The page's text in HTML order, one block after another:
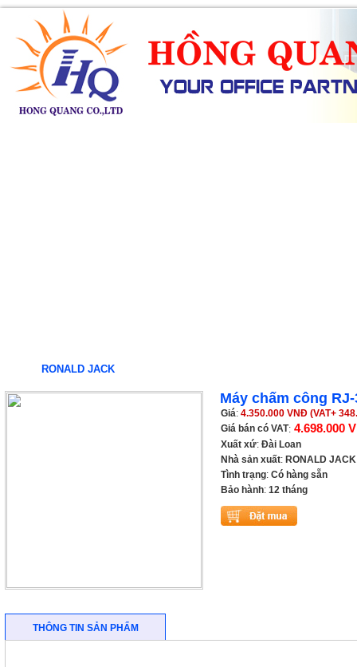
RONALD JACK
Máy chấm công
Giá: 4.350.000 VNĐ (VAT+
Giá bán có VAT: 4.698.000
Xuất xứ: Đài Loan
Nhà sản xuất: RONALD JACK
Tình trạng: Có hàng sẵn
Bảo hành: 12 tháng
THÔNG TIN SẢN PHẨM